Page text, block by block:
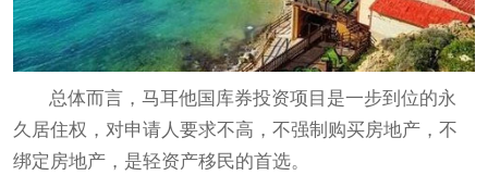
总体而言，马耳他国库券投资项目是一步到位的永
久居住权，对申请人要求不高，不强制购买房地产，不
绑定房地产，是轻资产移民的首选。